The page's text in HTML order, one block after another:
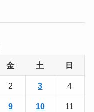
金 土 日
2 3 4
9 10 11